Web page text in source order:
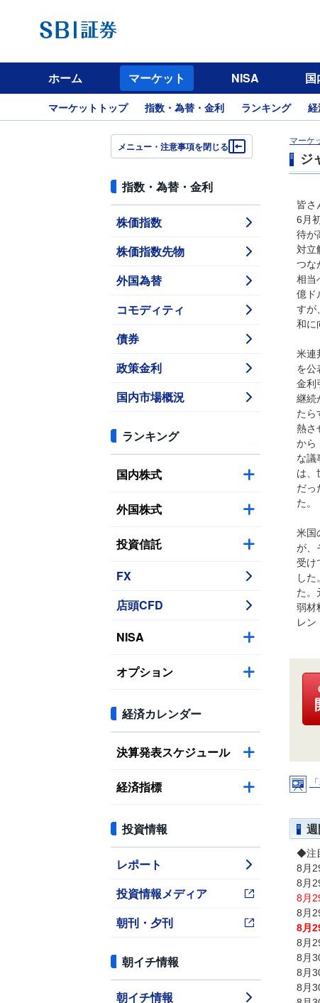
ホーム マーケット NISA 国
マーケットトップ 指数・為替・金利 ランキング
メニュー・注意事項を閉じる
指数・為替・金利
株価指数
株価指数先物
外国為替
コモディティ
債券
政策金利
国内市場概況
ランキング
国内株式
外国株式
投資信託
FX
店頭CFD
NISA
オプション
経済カレンダー
決算発表スケジュール
経済指標
投資情報
レポート
投資情報メディア
朝刊・夕刊
朝イチ情報
朝イチ情報
マーケ
ジ
皆さ
6月
待が
対立
つな
相当
億ド
すが
和に
米連
を公
金利
継続
たら
熱さ
から
な議
は、
だっ
た。
米国
が、
受け
し
た。
弱材
レン
週
◆注
8月
8月
8月
8月
8月
8月
8月
8月
8月